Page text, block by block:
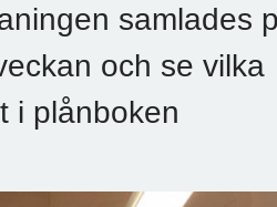
samlades
och se vilka
i plånboken